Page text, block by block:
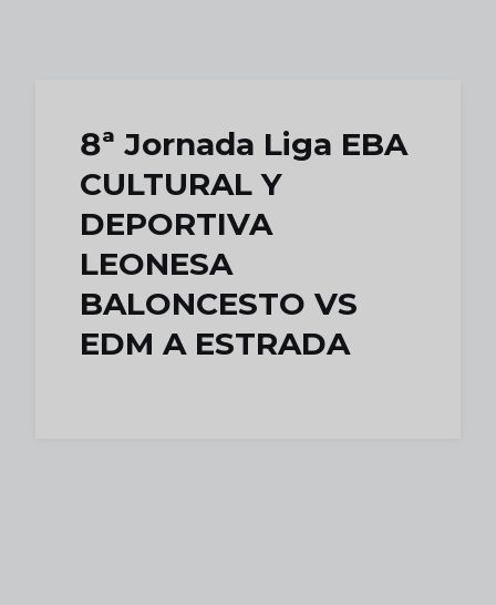
8ª Jornada Liga EBA
CULTURAL Y
DEPORTIVA
LEONESA
BALONCESTO VS
EDM A ESTRADA